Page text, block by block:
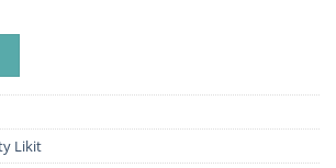
Likit